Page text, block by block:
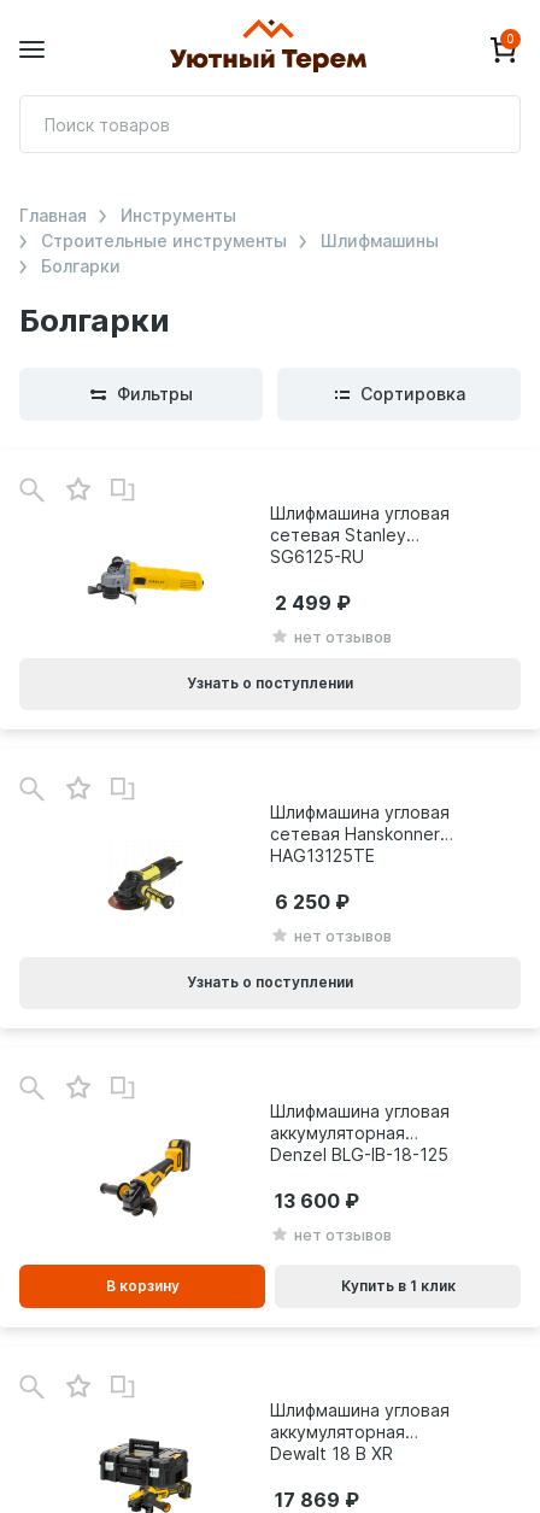
0
Болгарки
Главная
Инструменты
Строительные инструменты
Шлифмашины
Болгарки
Фильтры Сортировка
Шлифмашина угловая
сетевая Stanley
SG6125-RU
нет отзывов
2 499
Узнать о поступлении
Шлифмашина угловая
сетевая Hanskonner
HAG13125TE
нет отзывов
6 250
Узнать о поступлении
Шлифмашина угловая
аккумуляторная
Denzel BLG-IB-18-125
нет отзывов
13 600
В корзину Купить в 1 клик
Шлифмашина угловая
аккумуляторная
Dewalt 18 В XR
DCG409NT-XJ
17 869